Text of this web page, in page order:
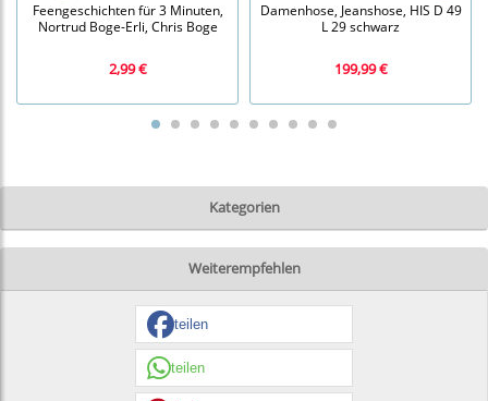
Kategorien
Feengeschichten für 3 Minuten,
Nortrud Boge-Erli, Chris Boge
2,99 €
Damenhose, Jeanshose, HIS D 49
L 29 schwarz
199,99 €
Weiterempfehlen
teilen
teilen